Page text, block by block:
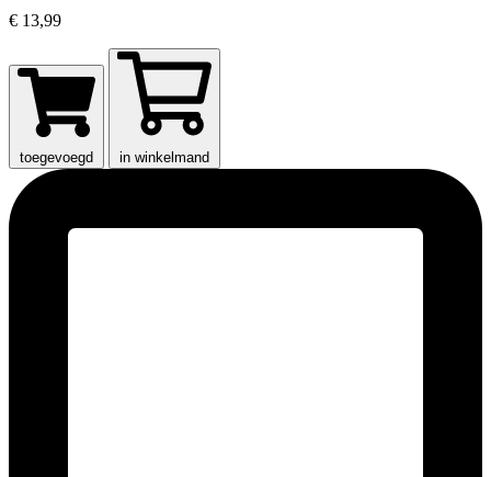
€ 13,99
toegevoegd in winkelmand